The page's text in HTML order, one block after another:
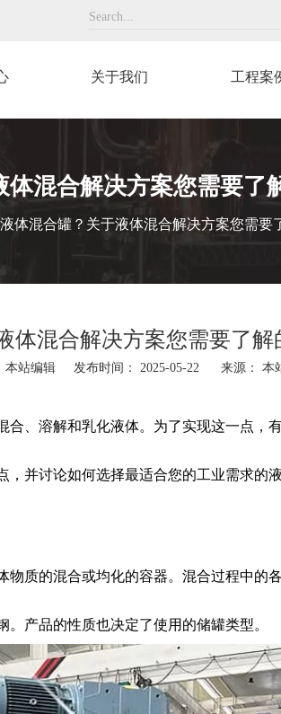
关于我们 工程案
混合解决方案您需要了
液体混合罐？关于液体混合解决方案您需要
体混合解决方案您需要了解
站编辑 发布时间： 2025-05-22 来源： 本
、溶解和乳化液体。为了实现这一点，
并讨论如何选择最适合您的工业需求的液
质的混合或均化的容器。混合过程中的
产品的性质也决定了使用的储罐类型。